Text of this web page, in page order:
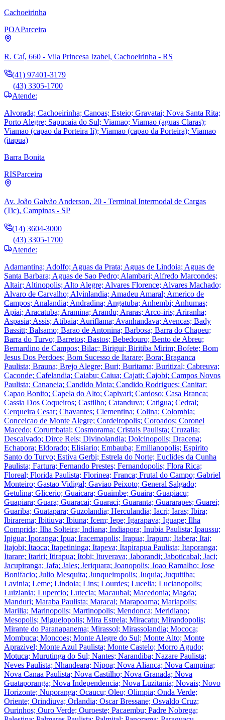
Cachoeirinha
POAParceira
R. Caí, 660 - Vila Princesa Izabel, Cachoeirinha - RS
(41) 97401-3179
(43) 3305-1700
Atende:
Alvorada; Cachoeirinha; Canoas; Esteio; Gravatai; Nova Santa Rita;
Porto Alegre; Sapucaia do Sul; Viamao; Viamao (aguas Claras);
Viamao (capao da Porteira Ii); Viamao (capao da Porteira); Viamao
(itapua)
Barra Bonita
RISParceira
Av. João Galvão Anderson, 20 - Terminal Intermodal de Cargas
(Tic), Campinas - SP
(14) 3604-3000
(43) 3305-1700
Atende:
Adamantina; Adolfo; Aguas da Prata; Aguas de Lindoia; Aguas de
Santa Barbara; Aguas de Sao Pedro; Alambari; Alfredo Marcondes;
Altair; Altinopolis; Alto Alegre; Alvares Florence; Alvares Machado;
Alvaro de Carvalho; Alvinlandia; Amadeu Amaral; Americo de
Campos; Analandia; Andradina; Angatuba; Anhembi; Anhumas;
Apiai; Aracatuba; Aramina; Arandu; Araras; Arco-iris; Ariranha;
Aspasia; Assis; Atibaia; Auriflama; Avanhandava; Avencas; Bady
Bassitt; Balsamo; Barao de Antonina; Barbosa; Barra do Chapeu;
Barra do Turvo; Barretos; Bastos; Bebedouro; Bento de Abreu;
Bernardino de Campos; Bilac; Birigui; Biritiba Mirim; Bofete; Bom
Jesus Dos Perdoes; Bom Sucesso de Itarare; Bora; Braganca
Paulista; Brauna; Brejo Alegre; Buri; Buritama; Buritizal; Cabreuva;
Caconde; Cafelandia; Caiabu; Caiua; Cajati; Cajobi; Campos Novos
Paulista; Cananeia; Candido Mota; Candido Rodrigues; Canitar;
Capao Bonito; Capela do Alto; Capivari; Cardoso; Casa Branca;
Cassia Dos Coqueiros; Castilho; Catanduva; Catigua; Cedral;
Cerqueira Cesar; Chavantes; Clementina; Colina; Colombia;
Conceicao de Monte Alegre; Cordeiropolis; Coroados; Coronel
Macedo; Corumbatai; Cosmorama; Cristais Paulista; Cruzalia;
Descalvado; Dirce Reis; Divinolandia; Dolcinopolis; Dracena;
Echapora; Eldorado; Elisiario; Embauba; Emilianopolis; Espirito
Santo do Turvo; Estiva Gerbi; Estrela do Norte; Euclides da Cunha
Paulista; Fartura; Fernando Prestes; Fernandopolis; Flora Rica;
Floreal; Florida Paulista; Florinea; Franca; Frutal do Campo; Gabriel
Monteiro; Gastao Vidigal; Gaviao Peixoto; General Salgado;
Getulina; Glicerio; Guaicara; Guaimbe; Guaira; Guapiacu;
Guapiara; Guara; Guaracai; Guaraci; Guaranta; Guararapes; Guarei;
Guariba; Guatapara; Guzolandia; Herculandia; Iacri; Iaras; Ibira;
Ibirarema; Ibitiuva; Ibiuna; Icem; Iepe; Igarapava; Iguape; Ilha
Comprida; Ilha Solteira; Indiana; Indiapora; Inubia Paulista; Ipaussu;
Ipigua; Iporanga; Ipua; Iracemapolis; Irapua; Irapuru; Itabera; Itai;
Itajobi; Itaoca; Itapetininga; Itapeva; Itapirapua Paulista; Itaporanga;
Itarare; Itariri; Itirapua; Itobi; Ituverava; Jaborandi; Jaboticabal; Jaci;
Jacupiranga; Jafa; Jales; Jeriquara; Joanopolis; Joao Ramalho; Jose
Bonifacio; Julio Mesquita; Junqueiropolis; Juquia; Juquitiba;
Lavinia; Leme; Lindoia; Lins; Lourdes; Lucelia; Lucianopolis;
Luiziania; Lupercio; Lutecia; Macaubal; Macedonia; Magda;
Manduri; Maraba Paulista; Maracai; Marapoama; Mariapolis;
Marilia; Marinopolis; Martinopolis; Mendonca; Meridiano;
Mesopolis; Miguelopolis; Mira Estrela; Miracatu; Mirandopolis;
Mirante do Paranapanema; Mirassol; Mirassolandia; Mococa;
Mombuca; Moncoes; Monte Alegre do Sul; Monte Alto; Monte
Aprazivel; Monte Azul Paulista; Monte Castelo; Morro Agudo;
Motuca; Murutinga do Sul; Nantes; Narandiba; Nazare Paulista;
Neves Paulista; Nhandeara; Nipoa; Nova Alianca; Nova Campina;
Nova Canaa Paulista; Nova Castilho; Nova Granada; Nova
Guataporanga; Nova Independencia; Nova Luzitania; Novais; Novo
Horizonte; Nuporanga; Ocaucu; Oleo; Olimpia; Onda Verde;
Oriente; Orindiuva; Orlandia; Oscar Bressane; Osvaldo Cruz;
Ourinhos; Ouro Verde; Ouroeste; Pacaembu; Padre Nobrega;